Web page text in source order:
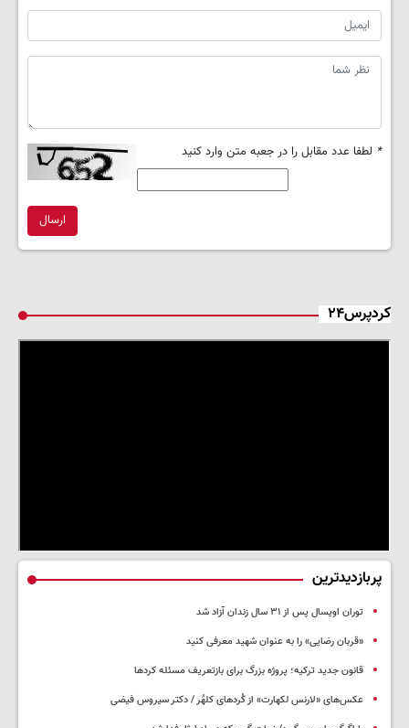
* لطفا عدد مقابل را در جعبه متن وارد کنید
ارسال
کردپرس۲۴
پربازدیدترین
توران اویسال پس از ۳۱ سال زندان آزاد شد
«قربان رضایی» را به عنوان شهید معرفی کنید
قانون جدید ترکیه؛ پروژه بزرگ‌ برای بازتعریف مسئله کردها
عکس‌های «لارنس لکهارت» از کُردهای کلهُر / دکتر سیروس فیضی